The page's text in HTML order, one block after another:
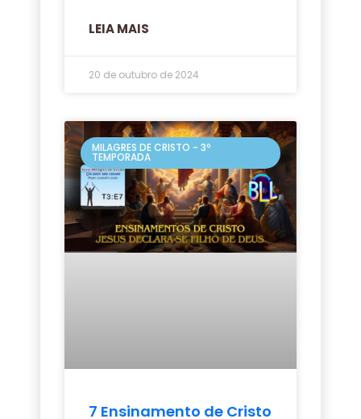
LEIA MAIS
20 de outubro de 2024
MILAGRES DE CRISTO - 3º
TEMPORADA
7 Ensinamento de Cristo